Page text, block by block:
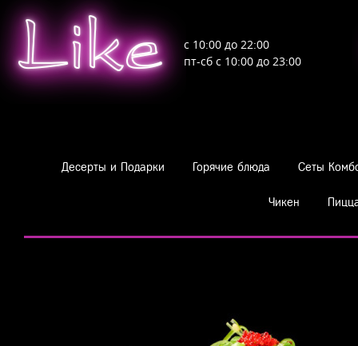
с 10:00 до 22:00
пт-сб с 10:00 до 23:00
Десерты и Подарки Горячие блюда Сеты
Чикен